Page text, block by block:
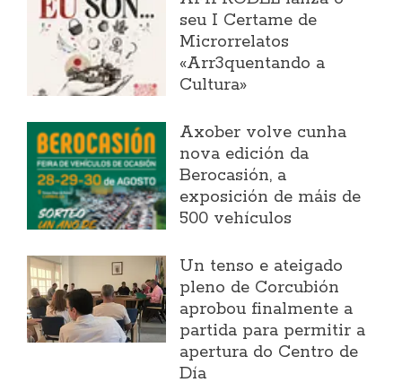
seu I Certame de
Microrrelatos
«Arr3quentando a
Cultura»
Axober volve cunha
nova edición da
Berocasión, a
exposición de máis de
500 vehículos
Un tenso e ateigado
pleno de Corcubión
aprobou finalmente a
partida para permitir a
apertura do Centro de
Día